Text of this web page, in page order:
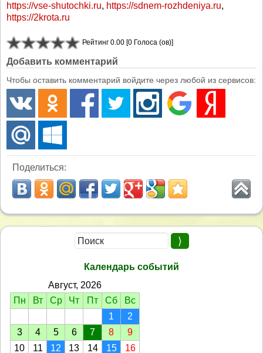
https://vse-shutochki.ru, https://sdnem-rozhdeniya.ru,
https://2krota.ru
Рейтинг 0.00 [0 Голоса (ов)]
Добавить комментарий
Чтобы оставить комментарий войдите через любой из сервисов:
Поделиться:
Календарь событий
Август, 2026
Пн
Вт Ср Чт Пт Сб
Вс
1
2
3
4 5 6 7 8
9
10
11 12 13 14 15 16